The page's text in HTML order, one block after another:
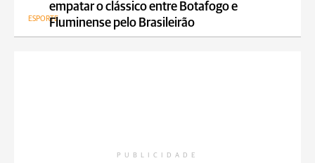
empatar o clássico entre Botafogo e
Fluminense pelo Brasileirão
ESPORTE
PUBLICIDADE